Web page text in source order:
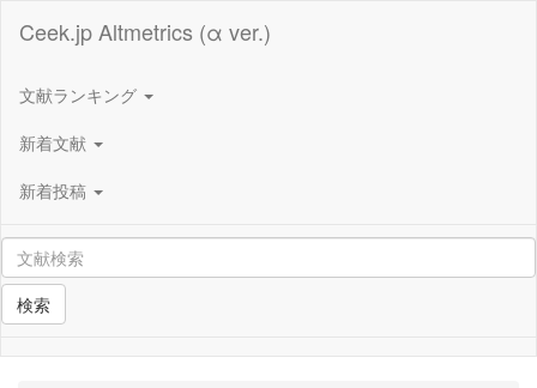
Ceek.jp Altmetrics (α ver.)
文献ランキング
新着文献
新着投稿
検索